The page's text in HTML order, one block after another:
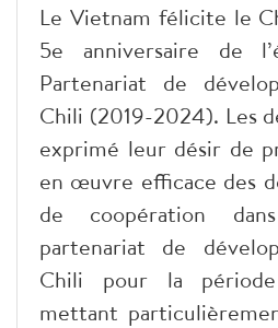
Le Vietnam félicite le
5e anniversaire de
Partenariat de
Chili (2019-2024). Les
exprimé leur désir de
en œuvre efficace des
de coopération
partenariat de
Chili pour la
mettant